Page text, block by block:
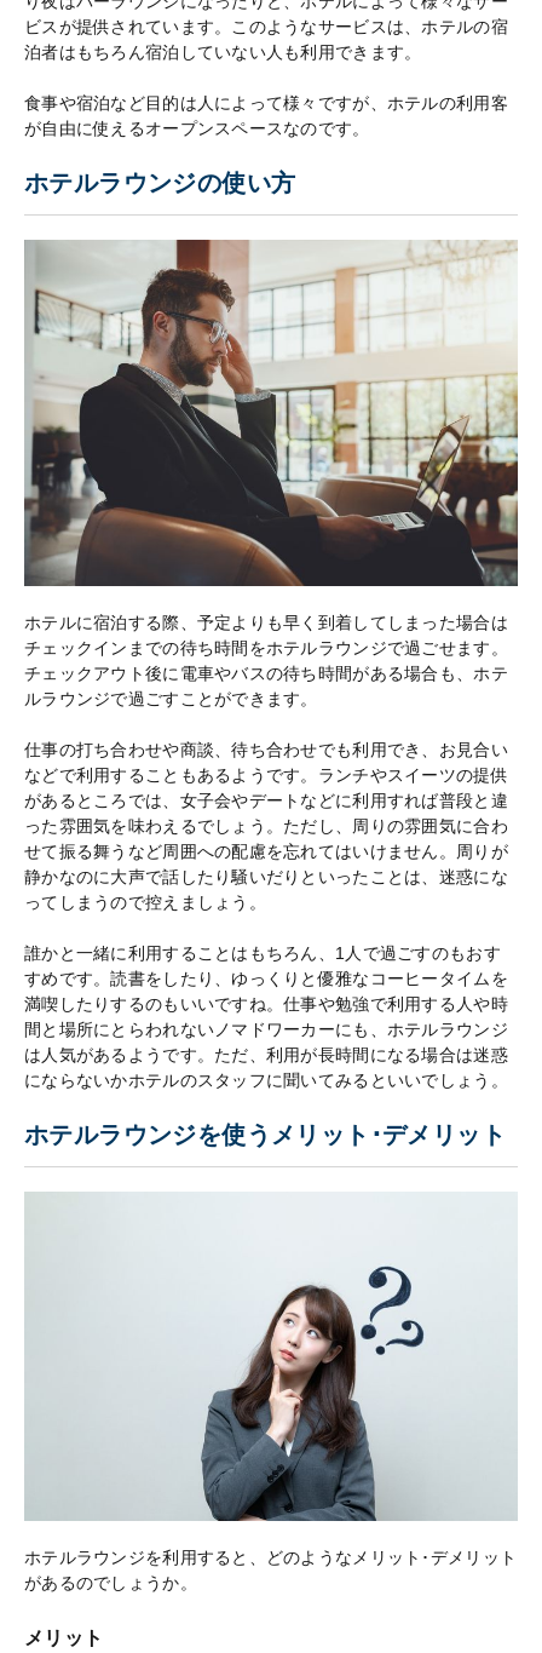
ビスが提供されています。このようなサービスは、ホテルの宿
泊者はもちろん宿泊していない人も利用できます。
食事や宿泊など目的は人によって様々ですが、ホテルの利用客
が自由に使えるオープンスペースなのです。
ホテルラウンジの使い方
ホテルに宿泊する際、予定よりも早く到着してしまった場合は
チェックインまでの待ち時間をホテルラウンジで過ごせます。
チェックアウト後に電車やバスの待ち時間がある場合も、ホテ
ルラウンジで過ごすことができます。
仕事の打ち合わせや商談、待ち合わせでも利用でき、お見合い
などで利用することもあるようです。ランチやスイーツの提供
があるところでは、女子会やデートなどに利用すれば普段と違
った雰囲気を味わえるでしょう。ただし、周りの雰囲気に合わ
せて振る舞うなど周囲への配慮を忘れてはいけません。周りが
静かなのに大声で話したり騒いだりといったことは、迷惑にな
ってしまうので控えましょう。
誰かと一緒に利用することはもちろん、1人で過ごすのもおす
すめです。読書をしたり、ゆっくりと優雅なコーヒータイムを
満喫したりするのもいいですね。仕事や勉強で利用する人や時
間と場所にとらわれないノマドワーカーにも、ホテルラウンジ
は人気があるようです。ただ、利用が長時間になる場合は迷惑
にならないかホテルのスタッフに聞いてみるといいでしょう。
ホテルラウンジを使うメリット･デメリット
ホテルラウンジを利用すると、どのようなメリット･デメリット
があるのでしょうか。
メリット